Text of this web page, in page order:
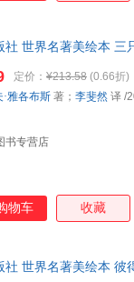
社 世界名著美绘本 三
定价： ¥213.58 (0.66折)
书专营店
·雅各布斯 著； 李斐然 译 /
物车 收藏
社 世界名著美绘本 彼